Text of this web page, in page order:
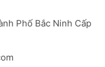
Phố Bắc Ninh Cấp